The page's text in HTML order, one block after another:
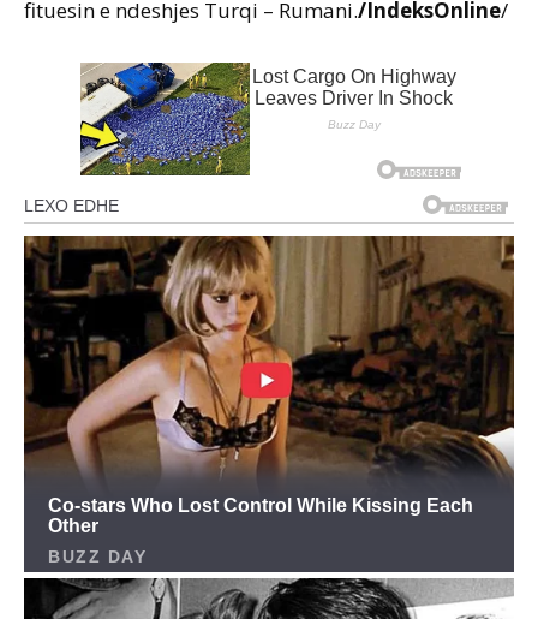
fituesin e ndeshjes Turqi – Rumani./IndeksOnline/